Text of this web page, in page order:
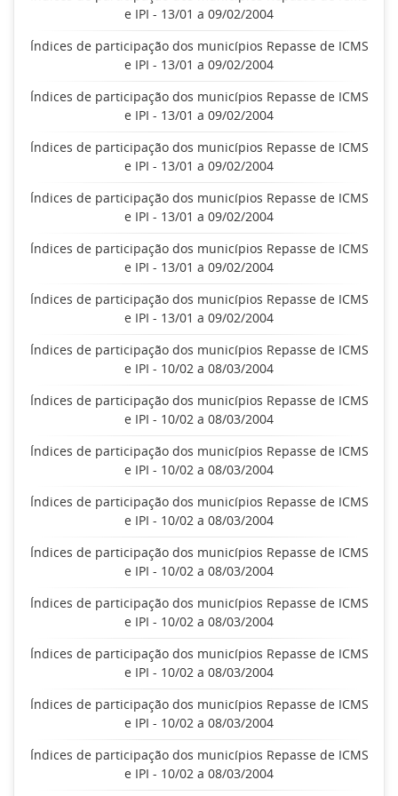
e IPI - 13/01 a 09/02/2004
Índices de participação dos municípios Repasse de ICMS
e IPI - 13/01 a 09/02/2004
Índices de participação dos municípios Repasse de ICMS
e IPI - 13/01 a 09/02/2004
Índices de participação dos municípios Repasse de ICMS
e IPI - 13/01 a 09/02/2004
Índices de participação dos municípios Repasse de ICMS
e IPI - 13/01 a 09/02/2004
Índices de participação dos municípios Repasse de ICMS
e IPI - 13/01 a 09/02/2004
Índices de participação dos municípios Repasse de ICMS
e IPI - 13/01 a 09/02/2004
Índices de participação dos municípios Repasse de ICMS
e IPI - 10/02 a 08/03/2004
Índices de participação dos municípios Repasse de ICMS
e IPI - 10/02 a 08/03/2004
Índices de participação dos municípios Repasse de ICMS
e IPI - 10/02 a 08/03/2004
Índices de participação dos municípios Repasse de ICMS
e IPI - 10/02 a 08/03/2004
Índices de participação dos municípios Repasse de ICMS
e IPI - 10/02 a 08/03/2004
Índices de participação dos municípios Repasse de ICMS
e IPI - 10/02 a 08/03/2004
Índices de participação dos municípios Repasse de ICMS
e IPI - 10/02 a 08/03/2004
Índices de participação dos municípios Repasse de ICMS
e IPI - 10/02 a 08/03/2004
Índices de participação dos municípios Repasse de ICMS
e IPI - 10/02 a 08/03/2004